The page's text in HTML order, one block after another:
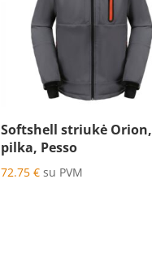
Softshell striukė Orion,
pilka, Pesso
72.75€ su PVM